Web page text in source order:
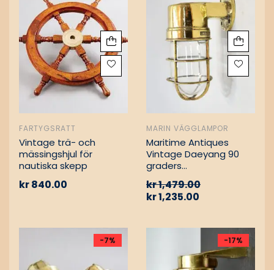
FARTYGSRATT
Vintage trä- och
mässingshjul för
nautiska skepp
kr840.00
MARIN VÄGGLAMPOR
Maritime Antiques
Vintage Daeyang 90
graders
kr1,479.00
kr1,235.00
-7% -17%